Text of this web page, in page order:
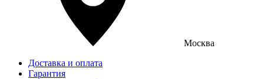
Москва
Доставка и оплата
Гарантия